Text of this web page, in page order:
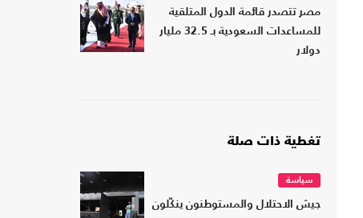
مصر تتصدر قائمة الدول المتلقية
للمساعدات السعودية بـ 32.5 مليار
دولار
تغطية ذات صلة
سياسة
جيش الاحتلال والمستوطنون ينكّلون